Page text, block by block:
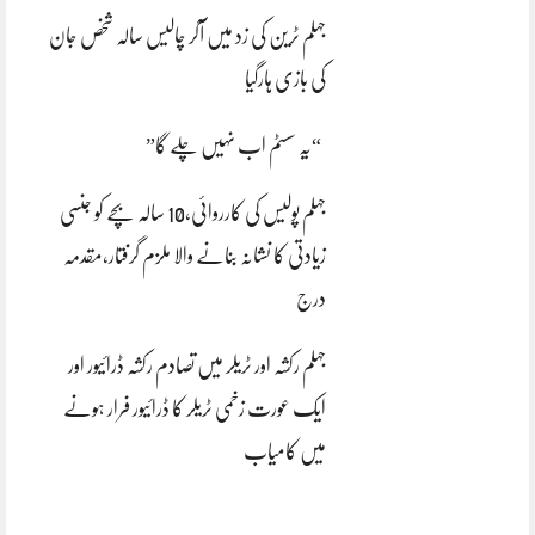
جہلم ٹرین کی زد میں آکر چالیس سالہ شخص جان
کی بازی ہارگیا
“یہ سسٹم اب نہیں چلے گا”
جہلم پولیس کی کارروائی،10 سالہ بچے کو جنسی
زیادتی کا نشانہ بنانے والا ملزم گرفتار،مقدمہ
درج
جہلم رکشہ اور ٹریلر میں تصادم رکشہ ڈرائیور اور
ایک عورت زخمی ٹریلر کا ڈرائیور فرار ہونے
میں کامیاب